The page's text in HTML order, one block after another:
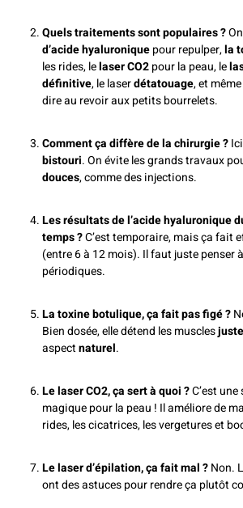
Quels traitements sont populaires ?
d’acide hyaluroniquepour repulper,la
les rides, lelaser CO2pour la peau, le
définitive, le laserdétatouage, et
dire au revoir aux petits bourrelets.
Comment ça diffère de la chirurgie ?
bistouri. On évite les grands travaux
douces, comme des injections.
Les résultats de l’acide hyaluronique
temps ?C’est temporaire, mais ça fait
(entre 6 à 12 mois). Il faut juste penser
périodiques.
La toxine botulique, ça fait pas figé ?
Bien dosée, elle détend les muscles
aspectnaturel.
Le laser CO2, ça sert à quoi ?C’est
magique pour la peau ! Il améliore de
rides, les cicatrices, les vergetures et
Le laser d’épilation, ça fait mal ?Non.
ont des astuces pour rendre ça plutôt